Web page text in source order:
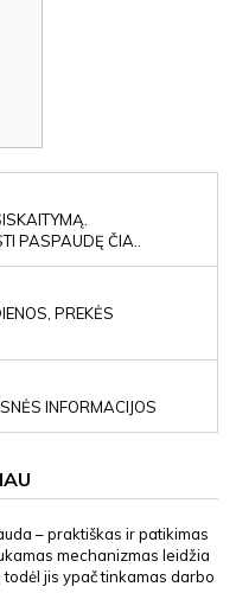
PASPAUDĘ ČIA..
PREKĖS
INFORMACIJOS
– praktiškas ir patikimas
mechanizmas leidžia
jis ypač tinkamas darbo